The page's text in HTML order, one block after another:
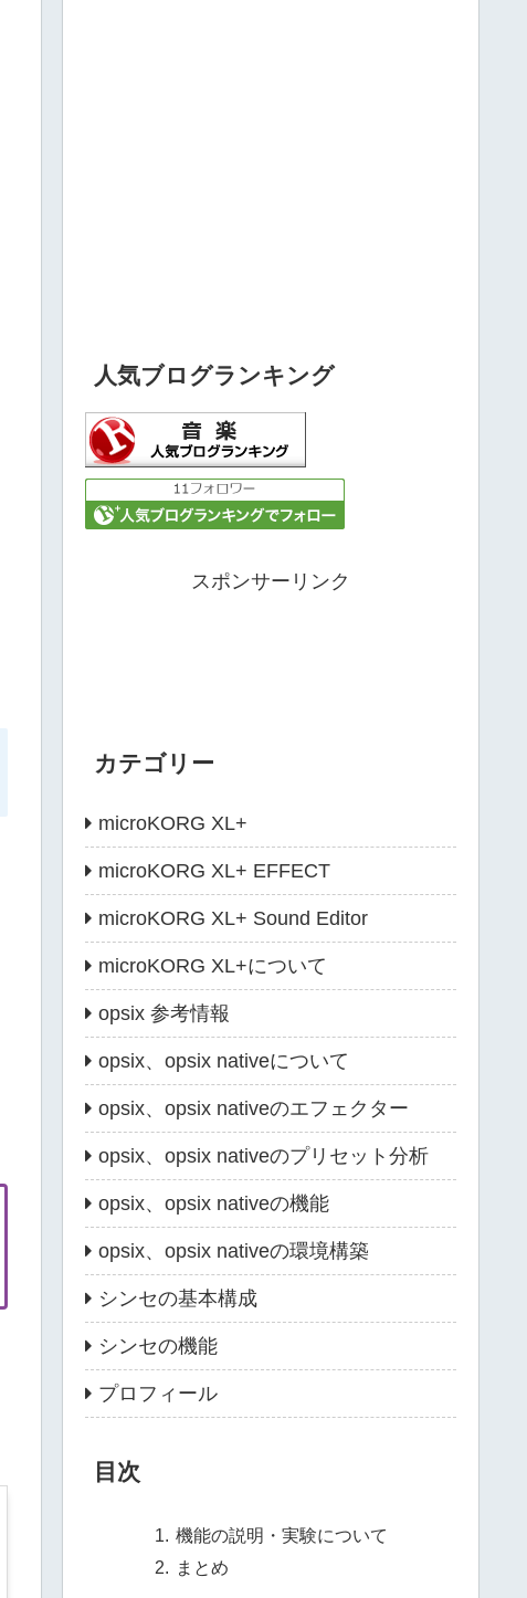
人気ブログランキング
スポンサーリンク
カテゴリー
microKORG XL+
microKORG XL+ EFFECT
microKORG XL+ Sound Editor
microKORG XL+について
opsix 参考情報
opsix、opsix nativeについて
opsix、opsix nativeのエフェクター
opsix、opsix nativeのプリセット分析
opsix、opsix nativeの機能
opsix、opsix nativeの環境構築
シンセの基本構成
シンセの機能
プロフィール
目次
機能の説明・実験について
まとめ